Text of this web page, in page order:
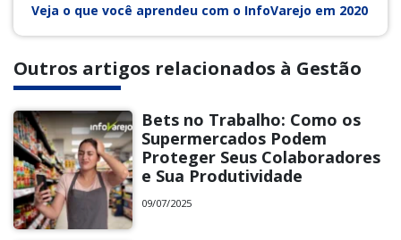
Veja o que você aprendeu com o InfoVarejo em 2020
Outros artigos relacionados à Gestão
Bets no Trabalho: Como os
Supermercados Podem
Proteger Seus Colaboradores
e Sua Produtividade
09/07/2025